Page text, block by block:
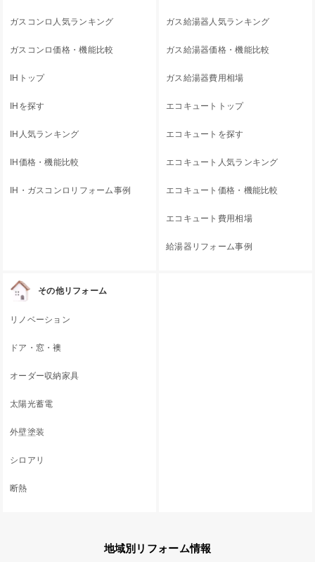
ガスコンロ人気ランキング
ガスコンロ価格・機能比較
IHトップ
IHを探す
IH人気ランキング
IH価格・機能比較
IH・ガスコンロリフォーム事例
ガス給湯器人気ランキング
ガス給湯器価格・機能比較
ガス給湯器費用相場
エコキュートトップ
エコキュートを探す
エコキュート人気ランキング
エコキュート価格・機能比較
エコキュート費用相場
給湯器リフォーム事例
その他リフォーム
リノベーション
ドア・窓・襖
オーダー収納家具
太陽光蓄電
外壁塗装
シロアリ
断熱
地域別リフォーム情報